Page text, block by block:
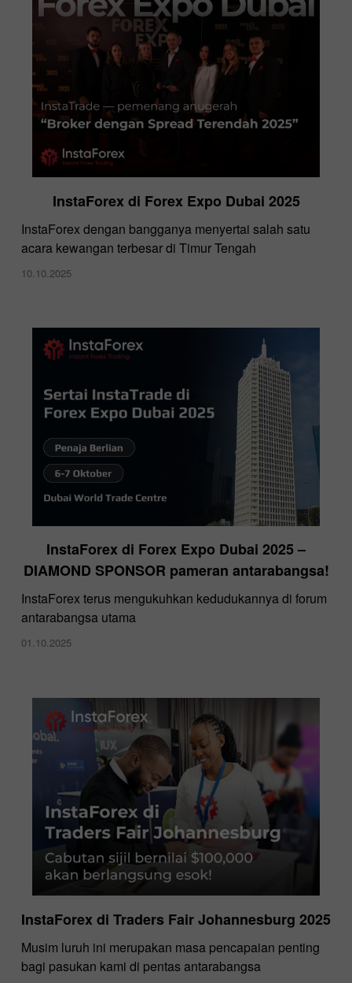
InstaForex di Forex Expo Dubai 2025
​InstaForex dengan bangganya menyertai salah satu
acara kewangan terbesar di Timur Tengah
10.10.2025
InstaForex di Forex Expo Dubai 2025 –
DIAMOND SPONSOR pameran antarabangsa!
InstaForex terus mengukuhkan kedudukannya di forum
antarabangsa utama
01.10.2025
InstaForex di Traders Fair Johannesburg 2025
Musim luruh ini merupakan masa pencapaian penting
bagi pasukan kami di pentas antarabangsa